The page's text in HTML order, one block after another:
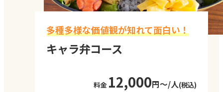
対応人数 10～30名程度
料金
最低価格 税込16,500円/
人～
料金は参加人数によって
問い合わせください。
多種多様な価値観が知れて面白い！
キャラ弁コース
料金 12,000円～/人(税込)